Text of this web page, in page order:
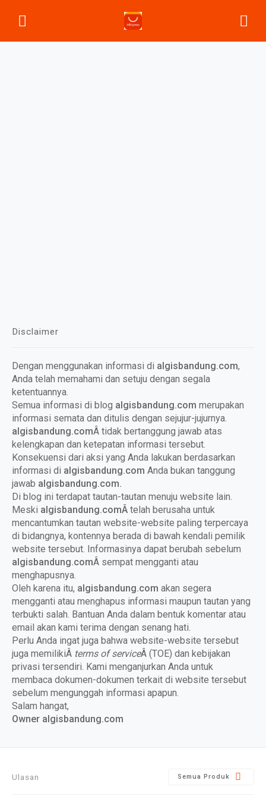
Disclaimer
Dengan menggunakan informasi di algisbandung.com,
Anda telah memahami dan setuju dengan segala
ketentuannya.
Semua informasi di blog algisbandung.com merupakan
informasi semata dan ditulis dengan sejujur-jujurnya.
algisbandung.comÂ tidak bertanggung jawab atas
kelengkapan dan ketepatan informasi tersebut.
Konsekuensi dari aksi yang Anda lakukan berdasarkan
informasi di algisbandung.com Anda bukan tanggung
jawab algisbandung.com.
Di blog ini terdapat tautan-tautan menuju website lain.
Meski algisbandung.comÂ telah berusaha untuk
mencantumkan tautan website-website paling terpercaya
di bidangnya, kontennya berada di bawah kendali pemilik
website tersebut. Informasinya dapat berubah sebelum
algisbandung.comÂ sempat mengganti atau
menghapusnya.
Oleh karena itu, algisbandung.com akan segera
mengganti atau menghapus informasi maupun tautan yang
terbukti salah. Bantuan Anda dalam bentuk komentar atau
email akan kami terima dengan senang hati.
Perlu Anda ingat juga bahwa website-website tersebut
juga memilikiÂ terms of serviceÂ (TOE) dan kebijakan
privasi tersendiri. Kami menganjurkan Anda untuk
membaca dokumen-dokumen terkait di website tersebut
sebelum mengunggah informasi apapun.
Salam hangat,
Owner algisbandung.com
Ulasan Semua Produk